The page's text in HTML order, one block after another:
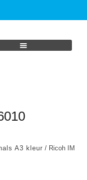
A3 kleur / Ricoh IM